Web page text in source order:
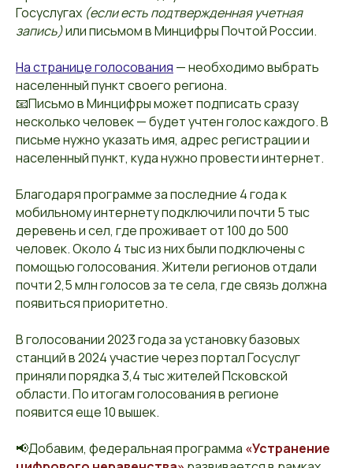
Госуслугах (если есть подтвержденная учетная
запись)или письмом в Минцифры Почтой России.
На странице голосования — необходимо выбрать
населенный пункт своего региона.
📧Письмо в Минцифры может подписать сразу
несколько человек — будет учтен голос каждого. В
письме нужно указать имя, адрес регистрации и
населенный пункт, куда нужно провести интернет.
Благодаря программе за последние 4 года к
мобильному интернету подключили почти 5 тыс
деревень и сел, где проживает от 100 до 500
человек. Около 4 тыс из них были подключены с
помощью голосования. Жители регионов отдали
почти 2,5 млн голосов за те села, где связь должна
появиться приоритетно.
В голосовании 2023 года за установку базовых
станций в 2024 участие через портал Госуслуг
приняли порядка 3,4 тыс жителей Псковской
области. По итогам голосования в регионе
появится еще 10 вышек.
📢Добавим, федеральная программа «Устранение